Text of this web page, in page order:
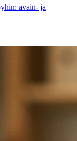
avain- ja